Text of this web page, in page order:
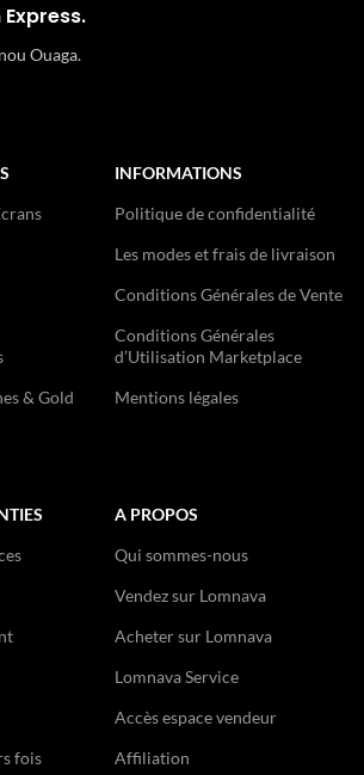
Ouaga.
& Gold
INFORMATIONS
Politique de confidentialité
Les modes et frais de livraison
Conditions Générales de Vente
Conditions Générales
d’Utilisation Marketplace
Mentions légales
fois
A PROPOS
Qui sommes-nous
Vendez sur Lomnava
Acheter sur Lomnava
Lomnava Service
Accès espace vendeur
Affiliation